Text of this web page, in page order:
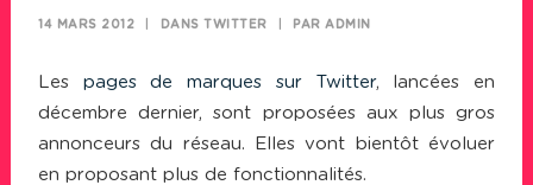
14 MARS 2012 DANS TWITTER PAR ADMIN
Les pages de marques sur Twitter, lancées en
décembre dernier, sont proposées aux plus gros
annonceurs du réseau. Elles vont bientôt évoluer
en proposant plus de fonctionnalités.